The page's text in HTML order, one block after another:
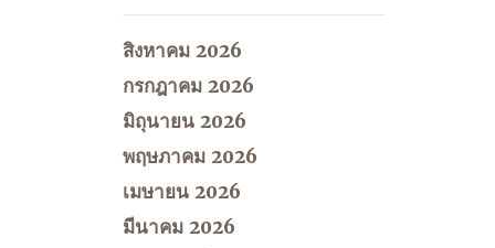
สิงหาคม 2026
กรกฎาคม 2026
มิถุนายน 2026
พฤษภาคม 2026
เมษายน 2026
มีนาคม 2026